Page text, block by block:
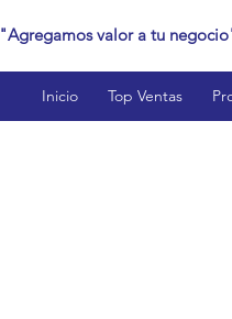
"Agregamos valor a tu
Inicio Top Ventas